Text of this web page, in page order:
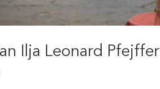
Ilja Leonard Pfejffer